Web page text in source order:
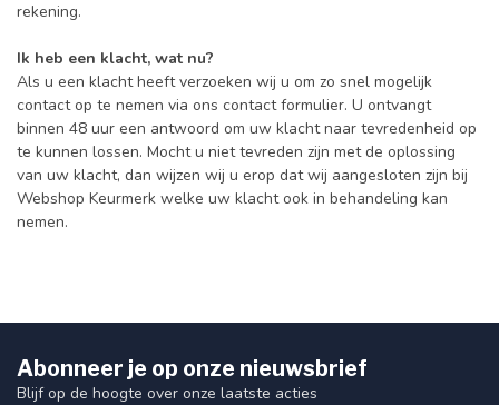
rekening.
Ik heb een klacht, wat nu?
Als u een klacht heeft verzoeken wij u om zo snel mogelijk
contact op te nemen via ons contact formulier. U ontvangt
binnen 48 uur een antwoord om uw klacht naar tevredenheid op
te kunnen lossen. Mocht u niet tevreden zijn met de oplossing
van uw klacht, dan wijzen wij u erop dat wij aangesloten zijn bij
Webshop Keurmerk welke uw klacht ook in behandeling kan
nemen.
Abonneer je op onze nieuwsbrief
Blijf op de hoogte over onze laatste acties